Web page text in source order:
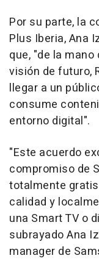
Por su parte, la
Plus Iberia, Ana
que, "de la
visión de futuro,
llegar a un
consume
entorno digital".
"Este acuerdo
compromiso de
totalmente
calidad y
una Smart TV o
subrayado Ana
manager de